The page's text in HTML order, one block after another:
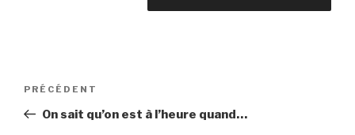
Navigation
l’article
Article
précédent
PRÉCÉDENT
On sait qu’on est à l’heure quand…